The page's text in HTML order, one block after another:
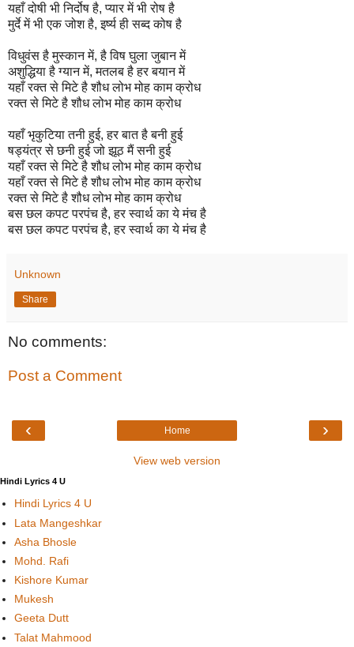
यहाँ दोषी भी निर्दोष है, प्यार में भी रोष है
मुर्दे में भी एक जोश है, इर्ष्य ही सब्द कोष है
विधुवंस है मुस्कान में, है विष घुला जुबान में
अशुद्धिया है ग्यान में, मतलब है हर बयान में
यहाँ रक्त से मिटे है शौध लोभ मोह काम क्रोध
रक्त से मिटे है शौध लोभ मोह काम क्रोध
यहाँ भृकुटिया तनी हुई, हर बात है बनी हुई
षड्यंत्र से छनी हुई जो झूठ मैं सनी हुई
यहाँ रक्त से मिटे है शौध लोभ मोह काम क्रोध
यहाँ रक्त से मिटे है शौध लोभ मोह काम क्रोध
रक्त से मिटे है शौध लोभ मोह काम क्रोध
बस छल कपट परपंच है, हर स्वार्थ का ये मंच है
बस छल कपट परपंच है, हर स्वार्थ का ये मंच है
Unknown
Share
No comments:
Post a Comment
‹ ›
Home
View web version
Hindi Lyrics 4 U
Hindi Lyrics 4 U
Lata Mangeshkar
Asha Bhosle
Mohd. Rafi
Kishore Kumar
Mukesh
Geeta Dutt
Talat Mahmood